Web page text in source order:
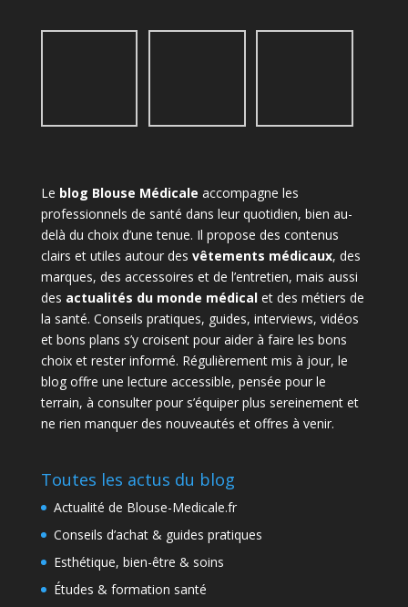
Le blog Blouse Médicale accompagne les
professionnels de santé dans leur quotidien, bien au-
delà du choix d’une tenue. Il propose des contenus
clairs et utiles autour des vêtements médicaux, des
marques, des accessoires et de l’entretien, mais aussi
des actualités du monde médicalet des métiers de
la santé. Conseils pratiques, guides, interviews, vidéos
et bons plans s’y croisent pour aider à faire les bons
choix et rester informé. Régulièrement mis à jour, le
blog offre une lecture accessible, pensée pour le
terrain, à consulter pour s’équiper plus sereinement et
ne rien manquer des nouveautés et offres à venir.
Toutes les actus du blog
Actualité de Blouse-Medicale.fr
Conseils d’achat & guides pratiques
Esthétique, bien-être & soins
Études & formation santé